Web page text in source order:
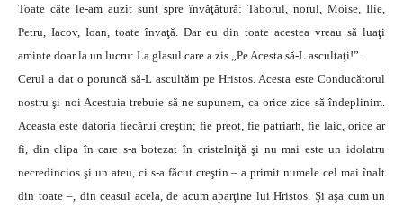
Toate câte le-am auzit sunt spre învăţătură: Taborul, norul, Moise, Ilie,
Petru, Iacov, Ioan, toate învaţă. Dar eu din toate acestea vreau să luaţi
aminte doar la un lucru: La glasul care a zis „Pe Acesta să-L ascultaţi!”.
Cerul a dat o poruncă să-L ascultăm pe Hristos. Acesta este Conducătorul
nostru şi noi Acestuia trebuie să ne supunem, ca orice zice să îndeplinim.
Aceasta este datoria fiecărui creştin; fie preot, fie patriarh, fie laic, orice ar
fi, din clipa în care s-a botezat în cristelniţă şi nu mai este un idolatru
necredincios şi un ateu, ci s-a făcut creştin – a primit numele cel mai înalt
din toate –, din ceasul acela, de acum aparţine lui Hristos. Şi aşa cum un